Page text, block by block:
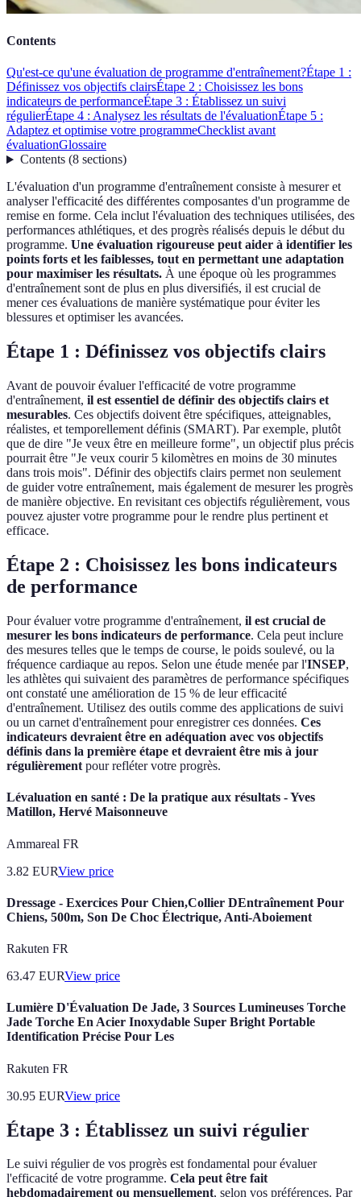
Contents
Qu'est-ce qu'une évaluation de programme d'entraînement?Étape 1 :
Définissez vos objectifs clairsÉtape 2 : Choisissez les bons
indicateurs de performanceÉtape 3 : Établissez un suivi
régulierÉtape 4 : Analysez les résultats de l'évaluationÉtape 5 :
Adaptez et optimise votre programmeChecklist avant
évaluationGlossaire
Contents(8 sections)
L'évaluation d'un programme d'entraînement consiste à mesurer et
analyser l'efficacité des différentes composantes d'un programme de
remise en forme. Cela inclut l'évaluation des techniques utilisées, des
performances athlétiques, et des progrès réalisés depuis le début du
programme. Une évaluation rigoureuse peut aider à identifier les
points forts et les faiblesses, tout en permettant une adaptation
pour maximiser les résultats. À une époque où les programmes
d'entraînement sont de plus en plus diversifiés, il est crucial de
mener ces évaluations de manière systématique pour éviter les
blessures et optimiser les avancées.
Étape 1 : Définissez vos objectifs clairs
Avant de pouvoir évaluer l'efficacité de votre programme
d'entraînement, il est essentiel de définir des objectifs clairs et
mesurables. Ces objectifs doivent être spécifiques, atteignables,
réalistes, et temporellement définis (SMART). Par exemple, plutôt
que de dire "Je veux être en meilleure forme", un objectif plus précis
pourrait être "Je veux courir 5 kilomètres en moins de 30 minutes
dans trois mois". Définir des objectifs clairs permet non seulement
de guider votre entraînement, mais également de mesurer les progrès
de manière objective. En revisitant ces objectifs régulièrement, vous
pouvez ajuster votre programme pour le rendre plus pertinent et
efficace.
Étape 2 : Choisissez les bons indicateurs
de performance
Pour évaluer votre programme d'entraînement, il est crucial de
mesurer les bons indicateurs de performance. Cela peut inclure
des mesures telles que le temps de course, le poids soulevé, ou la
fréquence cardiaque au repos. Selon une étude menée par l'INSEP,
les athlètes qui suivaient des paramètres de performance spécifiques
ont constaté une amélioration de 15 % de leur efficacité
d'entraînement. Utilisez des outils comme des applications de suivi
ou un carnet d'entraînement pour enregistrer ces données. Ces
indicateurs devraient être en adéquation avec vos objectifs
définis dans la première étape et devraient être mis à jour
régulièrement pour refléter votre progrès.
Lévaluation en santé : De la pratique aux résultats - Yves
Matillon, Hervé Maisonneuve
Ammareal FR
3.82 EURView price
Dressage - Exercices Pour Chien,Collier DEntraînement Pour
Chiens, 500m, Son De Choc Électrique, Anti-Aboiement
Rakuten FR
63.47 EURView price
Lumière D'Évaluation De Jade, 3 Sources Lumineuses Torche
Jade Torche En Acier Inoxydable Super Bright Portable
Identification Précise Pour Les
Rakuten FR
30.95 EURView price
Étape 3 : Établissez un suivi régulier
Le suivi régulier de vos progrès est fondamental pour évaluer
l'efficacité de votre programme. Cela peut être fait
hebdomadairement ou mensuellement, selon vos préférences. Par